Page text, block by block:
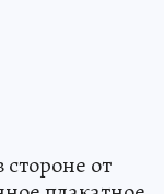
стороне от